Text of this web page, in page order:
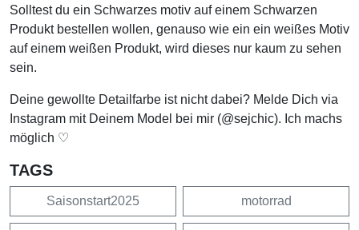
Solltest du ein Schwarzes motiv auf einem Schwarzen
Produkt bestellen wollen, genauso wie ein ein weißes Motiv
auf einem weißen Produkt, wird dieses nur kaum zu sehen
sein.
Deine gewollte Detailfarbe ist nicht dabei? Melde Dich via
Instagram mit Deinem Model bei mir (@sejchic). Ich machs
möglich ♡
TAGS
Saisonstart2025 motorrad